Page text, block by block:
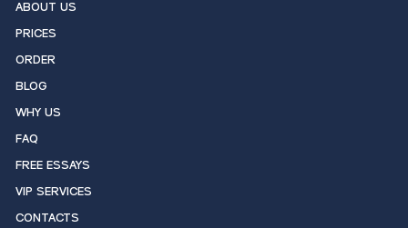
ABOUT US
PRICES
ORDER
BLOG
WHY US
FAQ
FREE ESSAYS
VIP SERVICES
CONTACTS